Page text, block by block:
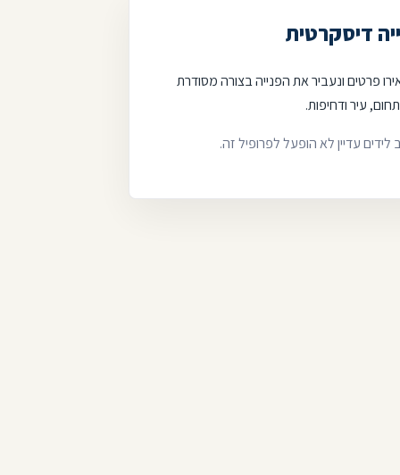
דיסקרטית
פרטים ונעביר את הפנייה בצורה מסודרת
עיר ודחיפות.
לידים עדיין לא הופעל לפרופיל זה.